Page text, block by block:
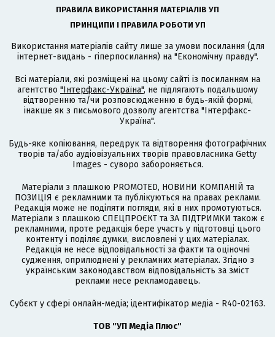
ПРАВИЛА ВИКОРИСТАННЯ МАТЕРІАЛІВ УП
ПРИНЦИПИ І ПРАВИЛА РОБОТИ УП
Використання матеріалів сайту лише за умови посилання (для
інтернет-видань - гіперпосилання) на "Економічну правду".
Всі матеріали, які розміщені на цьому сайті із посиланням на
агентство "Інтерфакс-Україна", не підлягають подальшому
відтворенню та/чи розповсюдженню в будь-якій формі,
інакше як з письмового дозволу агентства "Інтерфакс-
Україна".
Будь-яке копіювання, передрук та відтворення фотографічних
творів та/або аудіовізуальних творів правовласника Getty
Images - суворо забороняється.
Матеріали з плашкою PROMOTED, НОВИНИ КОМПАНІЙ та
ПОЗИЦІЯ є рекламними та публікуються на правах реклами.
Редакція може не поділяти погляди, які в них промотуються.
Матеріали з плашкою СПЕЦПРОЄКТ та ЗА ПІДТРИМКИ також є
рекламними, проте редакція бере участь у підготовці цього
контенту і поділяє думки, висловлені у цих матеріалах.
Редакція не несе відповідальності за факти та оціночні
судження, оприлюднені у рекламних матеріалах. Згідно з
українським законодавством відповідальність за зміст
реклами несе рекламодавець.
Cубєкт у сфері онлайн-медіа; ідентифікатор медіа - R40-02163.
ТОВ "УП Медіа Плюс"